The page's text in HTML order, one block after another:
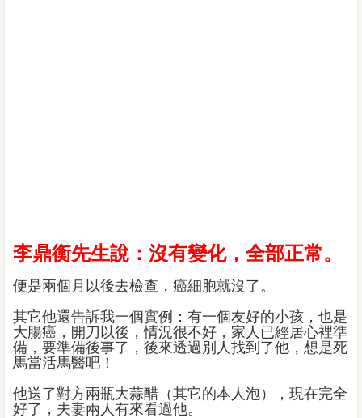
李鼎衡先生說：沒有變化，全部正常。
便是兩個月以後去檢查，癌細胞就沒了。
其它他還告訴我一個實例：有一個友好的小孩，也是
大腸癌，開刀以後，情況很不好，家人已經居心裡準
備，要準備後事了，後來透過別人找到了他，想是死
馬當活馬醫吧！
他送了對方兩瓶大蒜醋（其它的本人泡），現在完全
好了，夫妻兩人有來看過他。